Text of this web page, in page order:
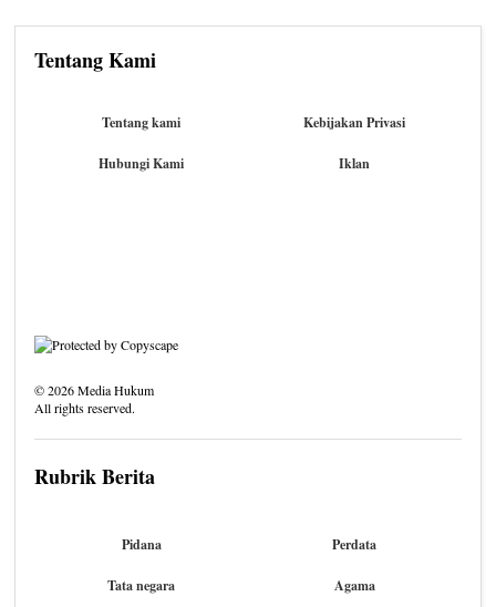
Tentang Kami
Tentang kami Kebijakan Privasi
Hubungi Kami Iklan
©2026Media Hukum
All rights reserved.
Rubrik Berita
Pidana Perdata
Tata negara Agama